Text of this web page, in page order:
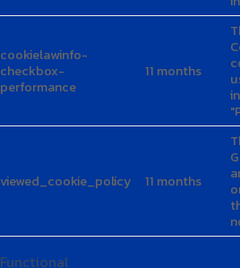
Functional
Functional cookies help to
like sharing the content of the
platforms, collect feedbacks, and
Performance cookies are used to
the key performance indexes of
delivering a better user experience
Analytics